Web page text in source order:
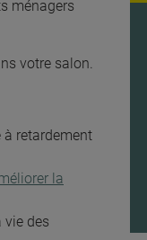
ménagers
votre salon.
à retardement
la
vie des